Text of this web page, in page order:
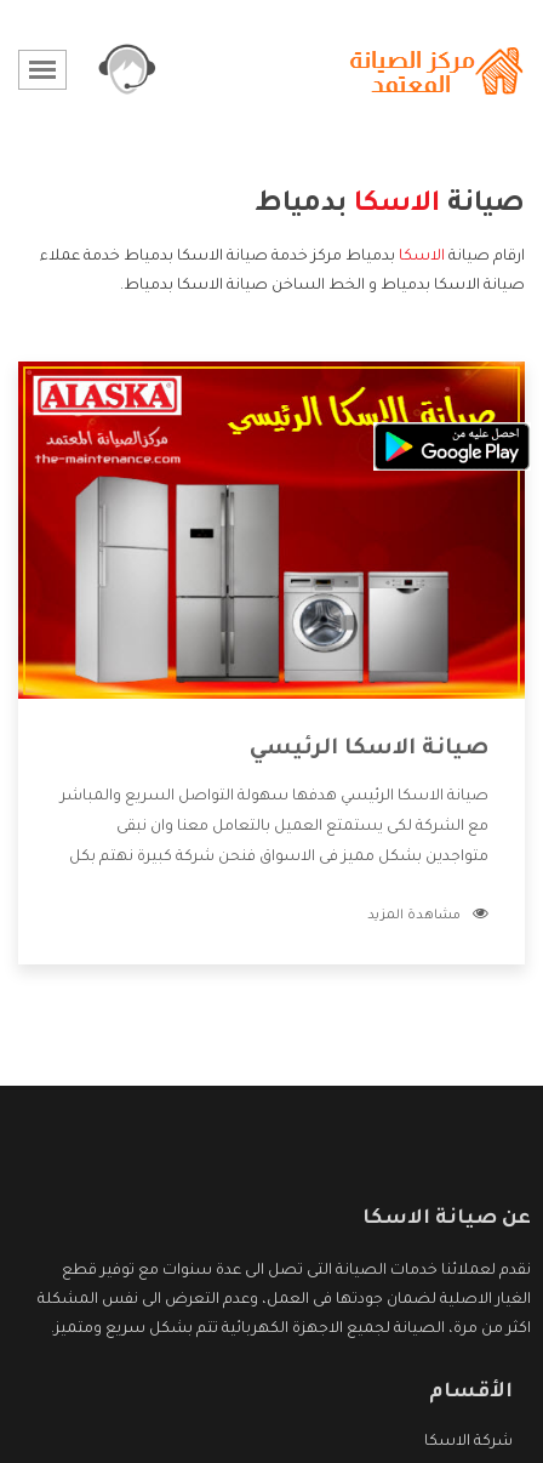
صيانة الاسكا بدمياط
ارقام صيانة الاسكا بدمياط مركز خدمة صيانة الاسكا بدمياط خدمة عملاء
صيانة الاسكا بدمياط و الخط الساخن صيانة الاسكا بدمياط.
صيانة الاسكا الرئيسي
صيانة الاسكا الرئيسي هدفها سهولة التواصل السريع والمباشر
مع الشركة لكى يستمتع العميل بالتعامل معنا وان نبقى
متواجدين بشكل مميز فى الاسواق فنحن شركة كبيرة نهتم بكل
الشركة بها والتى تكون منها خدمة الصيانة التى تكون من أهم
مشاهدة المزيد
عن صيانة الاسكا
نقدم لعملائنا خدمات الصيانة التى تصل الى عدة سنوات مع توفير قطع
الغيار الاصلية لضمان جودتها فى العمل، وعدم التعرض الى نفس المشكلة
اكثر من مرة، الصيانة لجميع الاجهزة الكهربائية تتم بشكل سريع ومتميز.
الأقسام
شركة الاسكا